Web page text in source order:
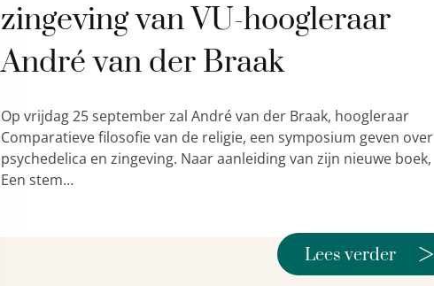
zingeving van VU-hoogleraar
André van der Braak
Op vrijdag 25 september zal André van der Braak, hoogleraar
Comparatieve filosofie van de religie, een symposium geven over
psychedelica en zingeving. Naar aanleiding van zijn nieuwe boek,
Een stem…
Lees verder >